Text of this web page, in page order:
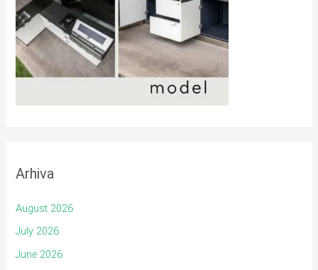
Arhiva
August 2026
July 2026
June 2026